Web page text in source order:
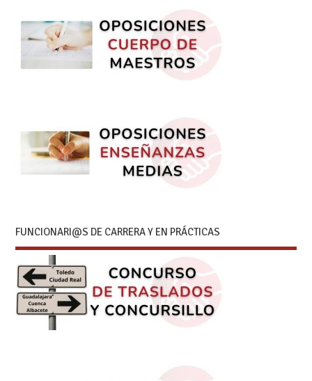
FUNCIONARI@S DE CARRERA Y EN PRÁCTICAS